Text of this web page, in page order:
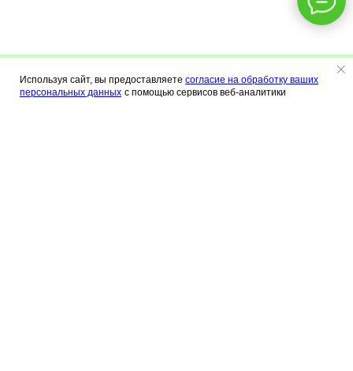
Меню Калькулятор Контакты
Используя сайт, вы предоставляете согласие на обработку ваших
персональных данных с помощью сервисов веб-аналитики